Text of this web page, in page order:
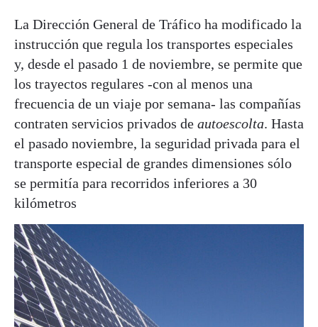
La Dirección General de Tráfico ha modificado la
instrucción que regula los transportes especiales
y, desde el pasado 1 de noviembre, se permite que
los trayectos regulares -con al menos una
frecuencia de un viaje por semana- las compañías
contraten servicios privados de autoescolta. Hasta
el pasado noviembre, la seguridad privada para el
transporte especial de grandes dimensiones sólo
se permitía para recorridos inferiores a 30
kilómetros